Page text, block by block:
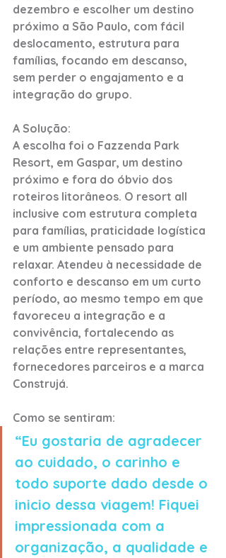
dezembro e escolher um destino
próximo a São Paulo, com fácil
deslocamento, estrutura para
famílias, focando em descanso,
sem perder o engajamento e a
integração do grupo.
A Solução:
A escolha foi o Fazzenda Park
Resort, em Gaspar, um destino
próximo e fora do óbvio dos
roteiros litorâneos. O resort all
inclusive com estrutura completa
para famílias, praticidade logística
e um ambiente pensado para
relaxar. Atendeu à necessidade de
conforto e descanso em um curto
período, ao mesmo tempo em que
favoreceu a integração e a
convivência, fortalecendo as
relações entre representantes,
fornecedores parceiros e a marca
Construjá.
Como se sentiram:
“Eu gostaria de agradecer
ao cuidado, o carinho e
todo suporte dado desde o
inicio dessa viagem! Fiquei
impressionada com a
organização, a qualidade e